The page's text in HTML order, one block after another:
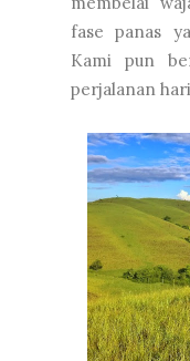
fase panas
Kami pun
perjalanan